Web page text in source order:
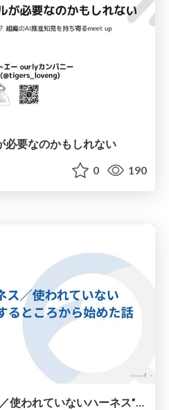
必要なのかもしれない
0 190
“使われているハーネス／使われていないハーネス”を可視化するところから始めた話